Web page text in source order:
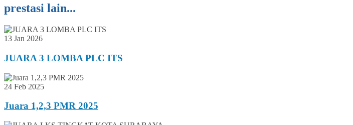
prestasi lain...
13 Jan 2026
JUARA 3 LOMBA PLC ITS
24 Feb 2025
Juara 1,2,3 PMR 2025